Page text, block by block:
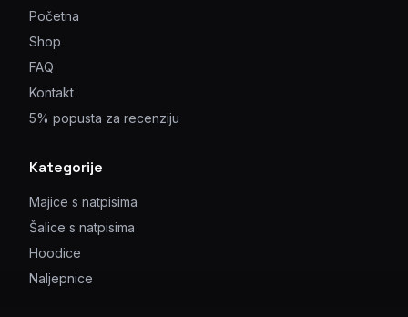
Početna
Shop
FAQ
Kontakt
5% popusta za recenziju
Kategorije
Majice s natpisima
Šalice s natpisima
Hoodice
Naljepnice